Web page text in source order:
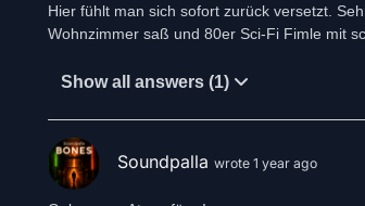
Hier fühlt man sich sofort zurück versetzt.
Wohnzimmer saß und 80er Sci-Fi Fimle mit
Show all answers (1)
Soundpalla wrote 1 year ago